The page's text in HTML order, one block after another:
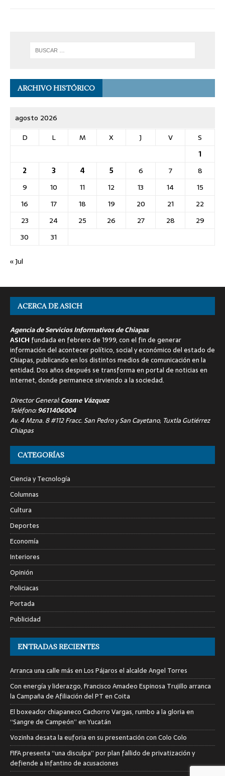
ARCHIVO HISTÓRICO
agosto 2026
D
L M X J V
S
1
2
3 4 5 6 7
8
9
10 11 12 13 14
15
16
17 18 19 20 21
22
23
24 25 26 27 28
29
30
31
« Jul
ACERCA DE ASICH
Agencia de Servicios Informativos de Chiapas
ASICH fundada en febrero de 1999, con el fin de generar
información del acontecer político, social y económico del estado de
Chiapas, publicando en los distintos medios de comunicación en la
entidad. Dos años después se transforma en portal de noticias en
internet, donde permanece sirviendo a la sociedad.
Director General:Cosme Vázquez
Teléfono:9611406004
Av. 4 Mzna. 8 #112 Fracc. San Pedro y San Cayetano, Tuxtla Gutiérrez
Chiapas
CATEGORÍAS
Ciencia y Tecnología
Columnas
Cultura
Deportes
Economía
Interiores
Opinión
Policiacas
Portada
Publicidad
ENTRADAS RECIENTES
Arranca una calle más en Los Pájaros el alcalde Angel Torres
Con energía y liderazgo, Francisco Amadeo Espinosa Trujillo arranca
la Campaña de Afiliación del PT en Coita
El boxeador chiapaneco Cachorro Vargas, rumbo a la gloria en
“Sangre de Campeón” en Yucatán
Vozinha desata la euforia en su presentación con Colo Colo
FIFA presenta “una disculpa” por plan fallido de privatización y
defiende a Infantino de acusaciones